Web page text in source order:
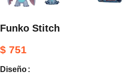
Funko Stitch
$ 751
Diseño